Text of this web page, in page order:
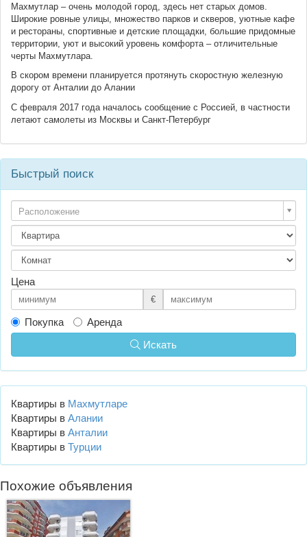
Махмутлар – очень молодой город, здесь нет старых домов.
Широкие ровные улицы, множество парков и скверов, уютные кафе
и рестораны, спортивные и детские площадки, большие придомные
территории, уют и высокий уровень комфорта – отличительные
черты Махмутлара.
В скором времени планируется протянуть скоростную железную
дорогу от Анталии до Алании
С февраля 2017 года началось сообщение с Россией, в частности
летают самолеты из Москвы и Санкт-Петербург
Быстрый поиск
Расположение
Цена
€
Покупка
Аренда
Искать
Квартиры в Махмутларе
Квартиры в Алании
Квартиры в Анталии
Квартиры в Турции
Похожие объявления